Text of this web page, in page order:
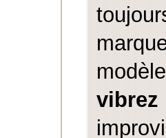
vibrez